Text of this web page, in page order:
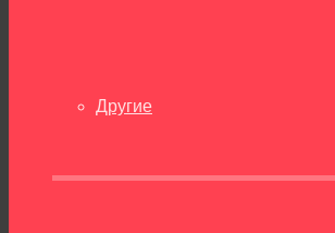
Другие